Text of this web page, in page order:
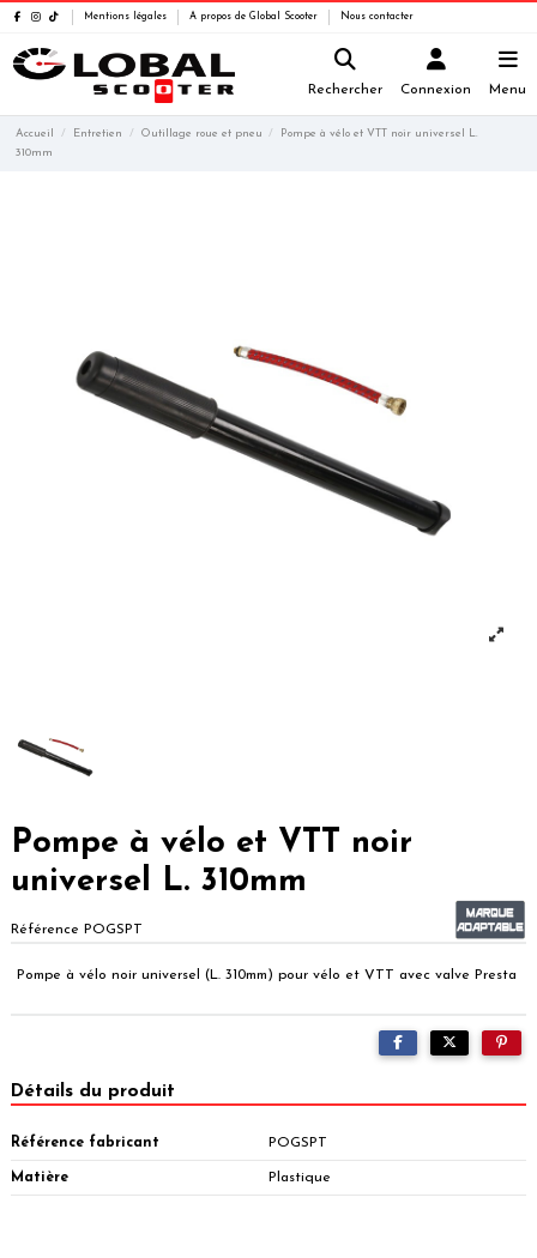
Mentions légales A propos de Global Scooter Nous contacter
Rechercher Connexion Menu
Accueil Entretien Outillage roue et pneu
Pompe à vélo et VTT noir universel L.
310mm
Pompe à vélo et VTT noir
universel L. 310mm
Référence POGSPT
Pompe à vélo noir universel (L. 310mm) pour vélo et VTT avec valve Presta
Détails du produit
Référence fabricant POGSPT
Matière Plastique